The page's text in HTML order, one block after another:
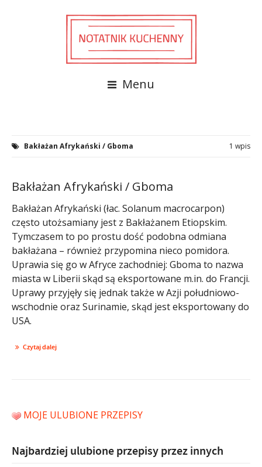
Menu
Bakłażan Afrykański / Gboma 1 wpis
Bakłażan Afrykański / Gboma
Bakłażan Afrykański (łac. Solanum macrocarpon)
często utożsamiany jest z Bakłażanem Etiopskim.
Tymczasem to po prostu dość podobna odmiana
bakłażana – również przypomina nieco pomidora.
Uprawia się go w Afryce zachodniej: Gboma to nazwa
miasta w Liberii skąd są eksportowane m.in. do Francji.
Uprawy przyjęły się jednak także w Azji południowo-
wschodnie oraz Surinamie, skąd jest eksportowany do
USA.
Czytaj dalej
MOJE ULUBIONE PRZEPISY
Najbardziej ulubione przepisy przez innych